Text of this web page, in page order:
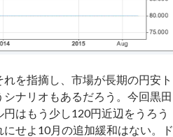
を指摘し、市場が長期の円安ト
ナリオもあるだろう。今回黒田
はもう少し120円近辺をうろう
せよ10月の追加緩和はない。ド